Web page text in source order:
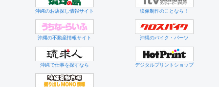
沖縄のお店探し情報サイト 映像制作のことなら！
沖縄の不動産情報サイト 沖縄のバイク・パーツ
沖縄で仕事を探すなら デジタルプリントショップ